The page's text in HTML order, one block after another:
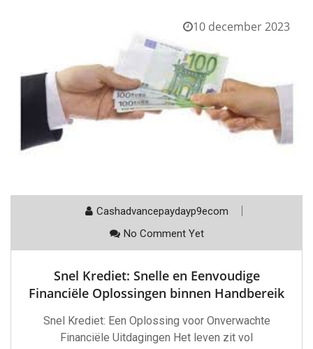
10 december 2023
Cashadvancepaydayp9ecom
No Comment Yet
Snel Krediet: Snelle en Eenvoudige
Financiële Oplossingen binnen Handbereik
Snel Krediet: Een Oplossing voor Onverwachte
Financiële Uitdagingen Het leven zit vol